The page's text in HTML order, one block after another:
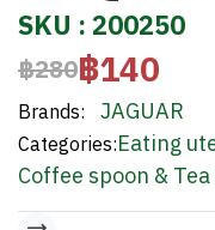
SKU : 200250
฿280฿140
Brands: JAGUAR
Categories:Eating
Coffee spoon &